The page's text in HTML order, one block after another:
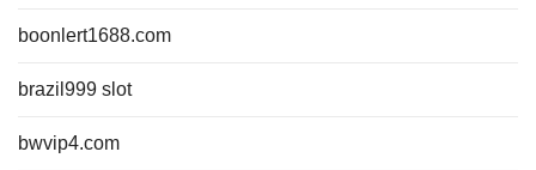
boonlert1688.com
brazil999 slot
bwvip4.com